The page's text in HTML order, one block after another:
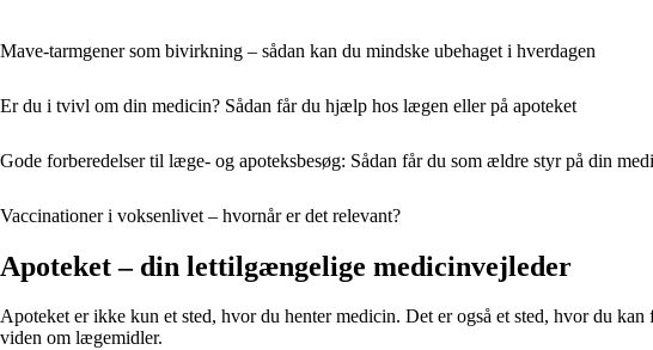
Mave-tarmgener som bivirkning – sådan kan du mindske ubehaget i hverdagen
Er du i tvivl om din medicin? Sådan får du hjælp hos lægen eller på apoteket
Gode forberedelser til læge- og apoteksbesøg: Sådan får du som ældre styr på din
Vaccinationer i voksenlivet – hvornår er det relevant?
Apoteket – din lettilgængelige medicinvejleder
Apoteket er ikke kun et sted, hvor du henter medicin. Det er også et sted, hvor du
viden om lægemidler.